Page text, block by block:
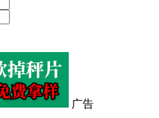
广告